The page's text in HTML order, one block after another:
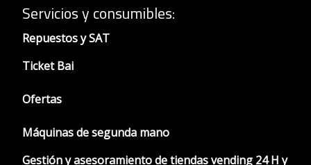
Servicios y consumibles:
Repuestos y SAT
Ticket Bai
Ofertas
Máquinas de segunda mano
Gestión y asesoramiento de tiendas vending 24 H y